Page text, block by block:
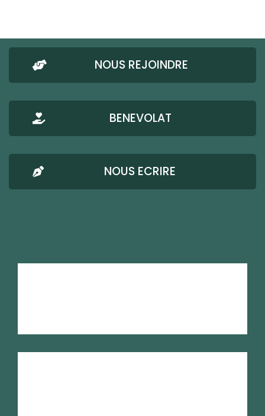
NOUS REJOINDRE
BENEVOLAT
NOUS ECRIRE